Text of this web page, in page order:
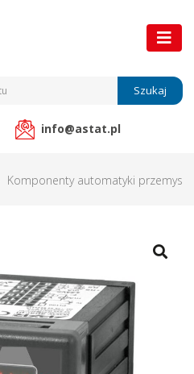
Szukaj
info@astat.pl
Komponenty automatyki